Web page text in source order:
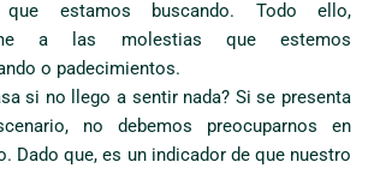
estamos buscando. Todo ello,
a las molestias que estemos
o padecimientos.
si no llego a sentir nada? Si se presenta
no debemos preocuparnos en
Dado que, es un indicador de que nuestro